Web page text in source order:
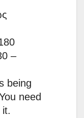
–
being
need